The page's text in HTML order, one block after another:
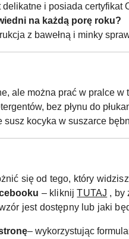
i posiada certyfikat
na każdą porę roku?
z bawełną i minky
ale można prać w pralce
bez płynu do
kocyka w suszarce
się od tego, który
– kliknijTUTAJ , by
jest dostępny lub jaki
– wykorzystując